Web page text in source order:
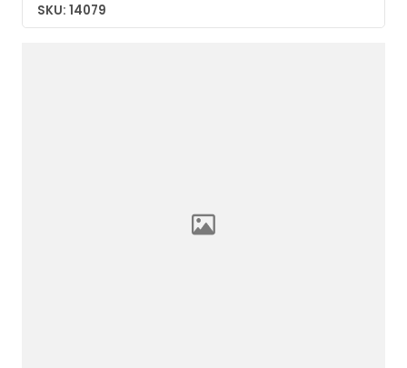
SKU: 14079